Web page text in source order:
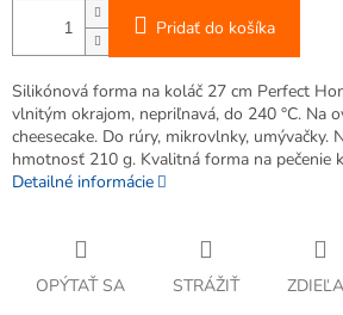
Pridať do košíka
Silikónová forma na koláč 27 cm Perfect
vlnitým okrajom, nepriľnavá, do 240 °C. Na
cheesecake. Do rúry, mikrovlnky, umývačky.
hmotnosť 210 g. Kvalitná forma na pečenie
Detailné informácie
OPÝTAŤ SA STRÁŽIŤ